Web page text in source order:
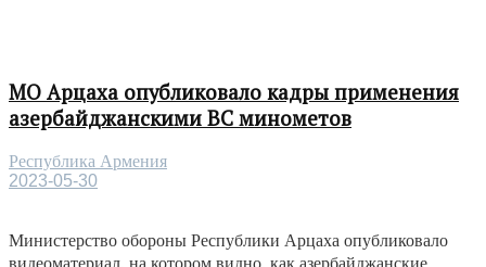
МО Арцаха опубликовало кадры применения
азербайджанскими ВС минометов
Республика Армения
2023-05-30
Министерство обороны Республики Арцаха опубликовало
видеоматериал, на котором видно, как азербайджанские